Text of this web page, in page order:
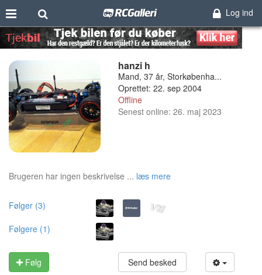
Log ind
hanzi h
Mand, 37 år, Storkøbenha...
Oprettet: 22. sep 2004
Offline
Senest online: 26. maj 2023
Brugeren har ingen beskrivelse ... læs mere
Følger (3)
Følgere (1)
Følg Send besked